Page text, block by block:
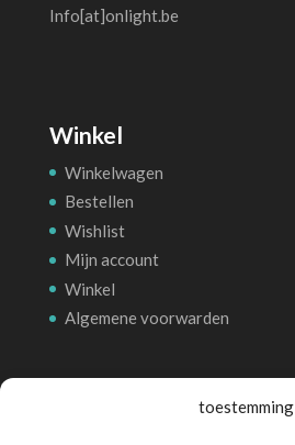
toestemming
Info[at]onlight.be
Winkel
Winkelwagen
Bestellen
Wishlist
Mijn account
Winkel
Algemene voorwarden
Betalingsmethoden